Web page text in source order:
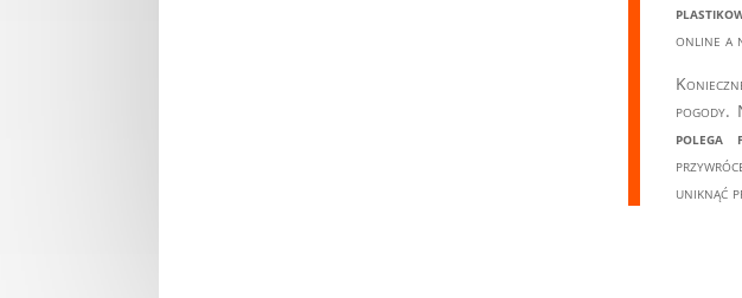
online a
pogody.
polega
uniknąć